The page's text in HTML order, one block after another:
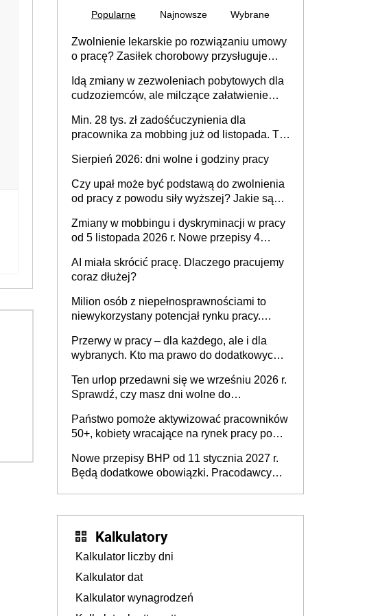
Popularne Najnowsze Wybrane
Zwolnienie lekarskie po rozwiązaniu umowy
o pracę? Zasiłek chorobowy przysługuje
dni od ustania stosunku pracy
Idą zmiany w zezwoleniach pobytowych dla
cudzoziemców, ale milczące załatwienie
Min. 28 tys. zł zadośćuczynienia dla
pracownika za mobbing już od listopada. To
zespołu
Sierpień 2026: dni wolne i godziny pracy
Czy upał może być podstawą do zwolnienia
od pracy z powodu siły wyższej? Jakie są
Zmiany w mobbingu i dyskryminacji w pracy
od 5 listopada 2026 r. Nowe przepisy 4
Ustaw
AI miała skrócić pracę. Dlaczego pracujemy
coraz dłużej?
Milion osób z niepełnosprawnościami to
niewykorzystany potencjał rynku pracy.
dofinansowań czy refundacji, ale bariery po
stronie systemu i świadomości
pracodawców [WYWIAD]
Przerwy w pracy – dla każdego, ale i dla
wybranych. Kto ma prawo do dodatkowych
Ten urlop przedawni się we wrześniu 2026 r.
Sprawdź, czy masz dni wolne do
Państwo pomoże aktywizować pracowników
50+, kobiety wracające na rynek pracy po
osoby neuroatypowe. Powstanie Fundusz
na rzecz Inkluzywności w Zatrudnianiu?
Nowe przepisy BHP od 11 stycznia 2027 r.
Będą dodatkowe obowiązki. Pracodawcy
Kalkulatory
Kalkulator liczby dni
Kalkulator dat
Kalkulator wynagrodzeń